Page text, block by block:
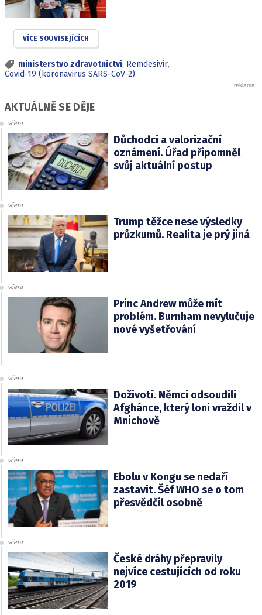
VÍCE SOUVISEJÍCÍCH
ministerstvo zdravotnictví, Remdesivir,
Covid-19 (koronavirus SARS-CoV-2)
AKTUÁLNĚ SE DĚJE
včera
Důchodci a valorizační
oznámení. Úřad připomněl
svůj aktuální postup
včera
Trump těžce nese výsledky
průzkumů. Realita je prý jiná
včera
Princ Andrew může mít
problém. Burnham nevylučuje
nové vyšetřování
včera
Doživotí. Němci odsoudili
Afghánce, který loni vraždil v
Mnichově
včera
Ebolu v Kongu se nedaří
zastavit. Šéf WHO se o tom
přesvědčil osobně
včera
České dráhy přepravily
nejvíce cestujících od roku
2019